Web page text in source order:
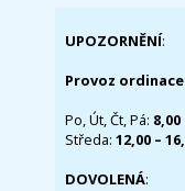
UPOZORNĚNÍ:
Provoz
Po, Út, Čt, Pá:
Středa: 12,00 –
DOVOLENÁ: